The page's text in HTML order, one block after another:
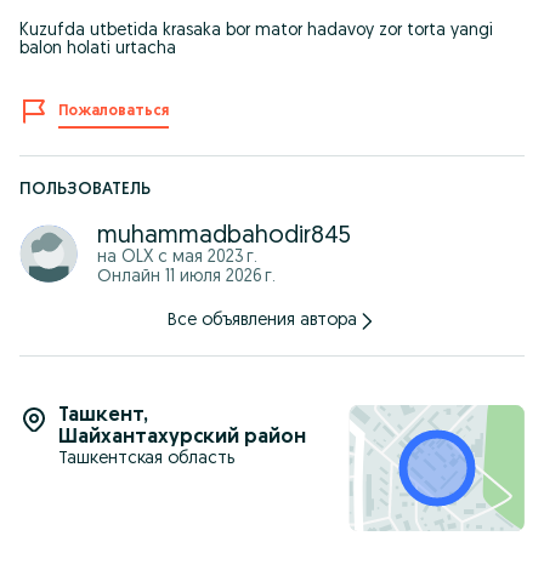
Kuzufda utbetida krasaka bor mator hadavoy zor torta yangi
balon holati urtacha
Пожаловаться
ПОЛЬЗОВАТЕЛЬ
muhammadbahodir845
на OLX с мая 2023 г.
Онлайн 11 июля 2026 г.
Все объявления автора
Ташкент,
Шайхантахурский район
Ташкентская область